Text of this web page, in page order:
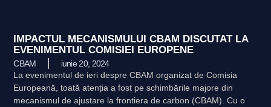
IMPACTUL MECANISMULUI CBAM DISCUTAT LA
EVENIMENTUL COMISIEI EUROPENE
CBAM
iunie 20, 2024
La evenimentul de ieri despre CBAM organizat de Comisia
Europeană, toată atenția a fost pe schimbările majore din
mecanismul de ajustare la frontiera de carbon (CBAM). Cu o